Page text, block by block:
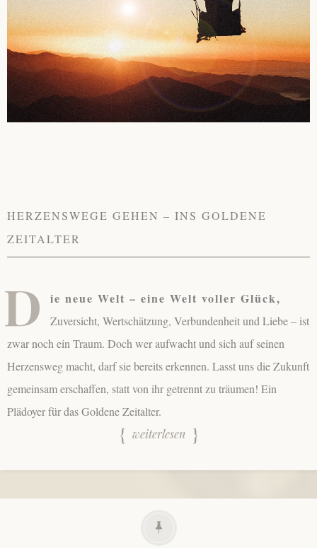
HERZENSWEGE GEHEN – INS GOLDENE
ZEITALTER
D ie neue Welt – eine Welt voller Glück,
Zuversicht, Wertschätzung, Verbundenheit und Liebe – ist
zwar noch ein Traum. Doch wer aufwacht und sich auf seinen
Herzensweg macht, darf sie bereits erkennen. Lasst uns die Zukunft
gemeinsam erschaffen, statt von ihr getrennt zu träumen! Ein
Plädoyer für das Goldene Zeitalter.
weiterlesen